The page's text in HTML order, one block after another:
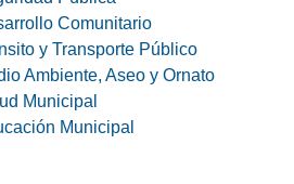
Comunitario
y Transporte Público
Ambiente, Aseo y Ornato
Municipal
Municipal